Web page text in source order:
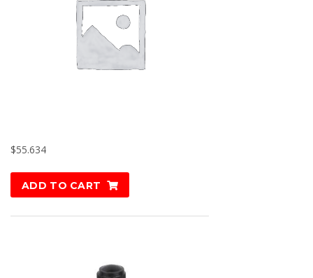
$55.634
ADD TO CART